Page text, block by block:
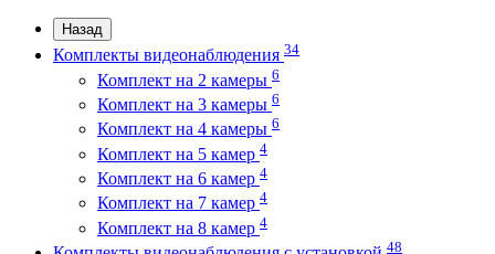
Назад
Комплекты видеонаблюдения 34
Комплект на 2 камеры 6
Комплект на 3 камеры 6
Комплект на 4 камеры 6
Комплект на 5 камер 4
Комплект на 6 камер 4
Комплект на 7 камер 4
Комплект на 8 камер 4
48